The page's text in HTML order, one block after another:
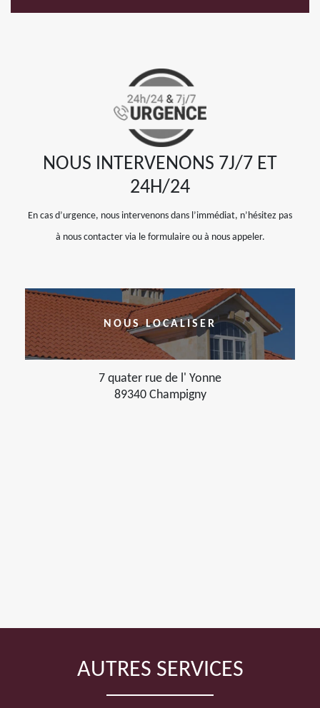
NOUS INTERVENONS 7J/7 ET
24H/24
En cas d’urgence, nous intervenons dans l’immédiat, n’hésitez pas
à nous contacter via le formulaire ou à nous appeler.
NOUS LOCALISER
7 quater rue de l' Yonne
89340 Champigny
AUTRES SERVICES